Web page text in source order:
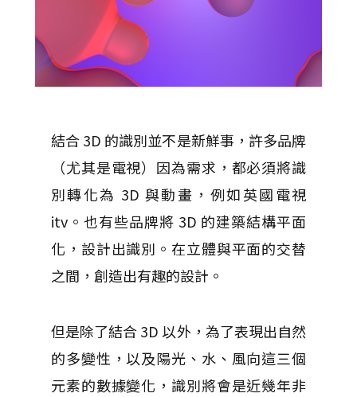
結合 3D 的識別並不是新鮮事，許多品牌
（尤其是電視）因為需求，都必須將識
別轉化為 3D 與動畫，例如英國電視
itv。也有些品牌將 3D 的建築結構平面
化，設計出識別。在立體與平面的交替
之間，創造出有趣的設計。
但是除了結合 3D 以外，為了表現出自然
的多變性，以及陽光、水、風向這三個
元素的數據變化，識別將會是近幾年非